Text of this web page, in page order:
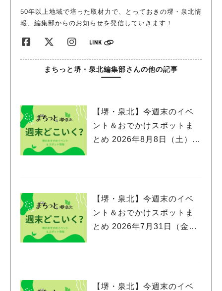
「謎解けば堺」について知りたいという方は、公式サイトも見て
みてください！ 当日は、通行の妨げになったり設備を傷つけた
ね。 ※画像は全て主催提供
50年以上地域で培った取材力で、とっておきの堺・泉北情
報、編集部からのお知らせを発信していきます！
まちっと堺・泉北編集部さんの他の記事
【堺・泉北】今週末のイベ
ント＆おでかけスポットま
とめ 2026年8月8日（土）～
【堺・泉北】今週末のイベ
ント＆おでかけスポットま
とめ 2026年7月31日（金）
【堺・泉北】今週末のイベ